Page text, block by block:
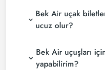
Bek Air uçak
ucuz olur?
Bek Air uçuşları
yapabilirim?